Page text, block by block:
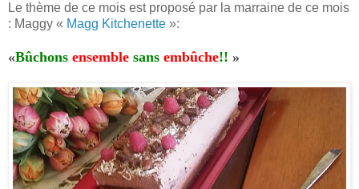
Le thème de ce mois est proposé par la marraine de ce mois
: Maggy « Magg Kitchenette »:
«Bûchons ensemble sans embûche!! »